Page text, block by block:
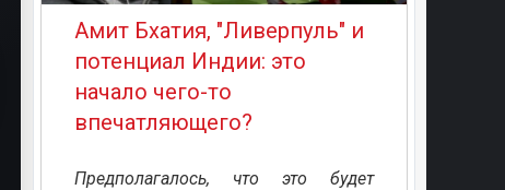
Амит Бхатия, "Ливерпуль" и
потенциал Индии: это
начало чего-то
впечатляющего?
Предполагалось, что это будет